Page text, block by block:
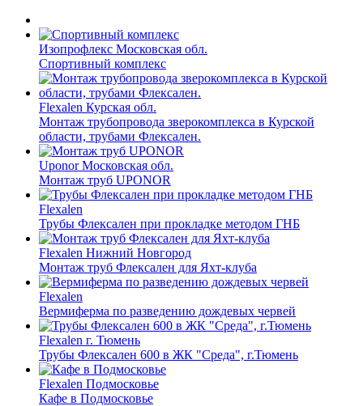
Изопрофлекс Московская обл.
Спортивный комплекс
Flexalen Курская обл.
Монтаж трубопровода зверокомплекса в Курской
области, трубами Флексален.
Uponor Московская обл.
Монтаж труб UPONOR
Flexalen
Трубы Флексален при прокладке методом ГНБ
Flexalen Нижний Новгород
Монтаж труб Флексален для Яхт-клуба
Flexalen
Вермиферма по разведению дождевых червей
Flexalen г. Тюмень
Трубы Флексален 600 в ЖК "Среда", г.Тюмень
Flexalen Подмосковье
Кафе в Подмосковье